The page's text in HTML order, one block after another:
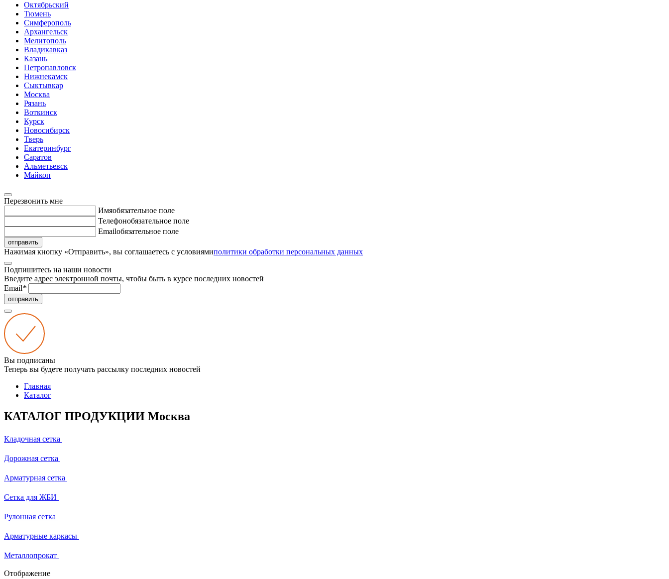
Октябрьский
Тюмень
Симферополь
Архангельск
Мелитополь
Владикавказ
Казань
Петропавловск
Нижнекамск
Сыктывкар
Москва
Рязань
Воткинск
Курск
Новосибирск
Тверь
Екатеринбург
Саратов
Альметьевск
Майкоп
Перезвонить мне
Имяобязательное поле
Телефонобязательное поле
Emailобязательное поле
отправить
Нажимая кнопку «Отправить», вы соглашаетесь с условиямиполитики обработки персональных данных
Подпишитесь на наши новости
Введите адрес электронной почты, чтобы быть в курсе последних новостей
Email*
отправить
Вы подписаны
Теперь вы будете получать рассылку последних новостей
Главная
Каталог
КАТАЛОГ ПРОДУКЦИИ Москва
Кладочная сетка
Дорожная сетка
Арматурная сетка
Сетка для ЖБИ
Рулонная сетка
Арматурные каркасы
Металлопрокат
Отображение